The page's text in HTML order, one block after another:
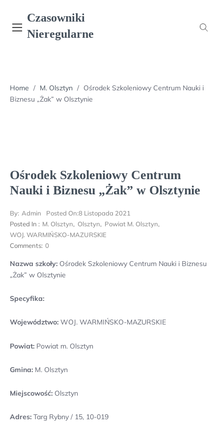
content
Czasowniki
Nieregularne
Home / M. Olsztyn / Ośrodek Szkoleniowy Centrum Nauki i
Biznesu „Żak” w Olsztynie
Ośrodek Szkoleniowy Centrum
Nauki i Biznesu „Żak” w Olsztynie
By: Admin Posted On:8 Listopada 2021
Posted In : M. Olsztyn, Olsztyn, Powiat M. Olsztyn,
WOJ. WARMIŃSKO-MAZURSKIE
Comments: 0
Nazwa szkoły: Ośrodek Szkoleniowy Centrum Nauki i Biznesu
„Żak” w Olsztynie
Specyfika:
Województwo: WOJ. WARMIŃSKO-MAZURSKIE
Powiat: Powiat m. Olsztyn
Gmina: M. Olsztyn
Miejscowość: Olsztyn
Adres: Targ Rybny / 15, 10-019